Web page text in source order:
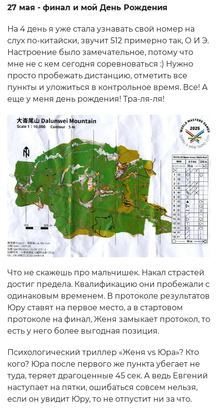
27 мая - финал и мой День Рождения
На 4 день я уже стала узнавать свой номер на
слух по-китайски, звучит 512 примерно так, О И Э.
Настроение было замечательное, потому что
мне не с кем сегодня соревноваться :) Нужно
просто пробежать дистанцию, отметить все
пункты и уложиться в контрольное время. Все! А
еще у меня день рождения! Тра-ля-ля!
Что не скажешь про мальчишек. Накал страстей
достиг предела. Квалификацию они пробежали с
одинаковым временем. В протоколе результатов
Юру ставят на первое место, а в стартовом
протоколе на финал, Женя замыкает протокол, то
есть у него более выгодная позиция.
Психологический триллер «Женя vs Юра»? Кто
кого? Юра после первого же пункта убегает не
туда, теряет драгоценные 45 сек. А ведь Евгений
наступает на пятки, ошибаться совсем нельзя,
если он увидит Юру, то не отпустит ни за что.